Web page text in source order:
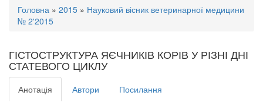
Ви
тут
Головна » 2015 » Науковий вісник ветеринарної медицини
№ 2'2015
ГІСТОСТРУКТУРА ЯЄЧНИКІВ КОРІВ У РІЗНІ ДНІ
СТАТЕВОГО ЦИКЛУ
Анотація Автори Посилання